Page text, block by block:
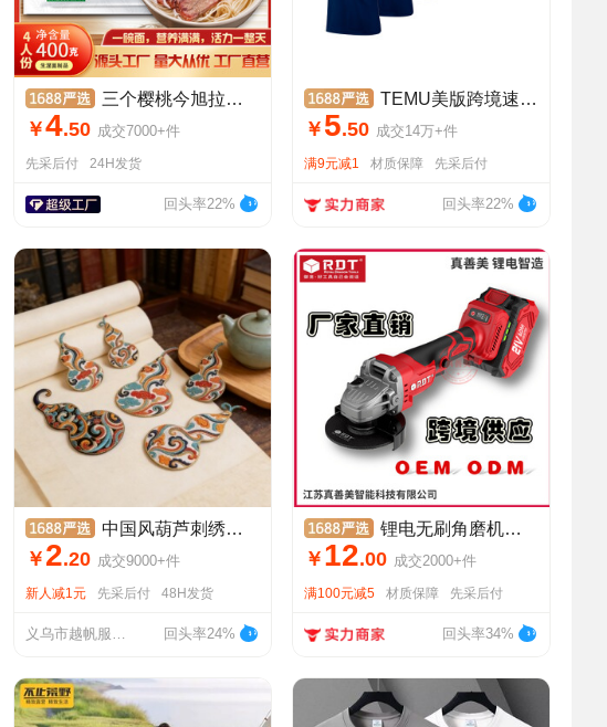
三个樱桃今旭拉面半干面拉面火锅餐饮生鲜面条袋装挂面厂家批发
￥4.50 成交7000+件
先采后付 24H发货
回头率22%
TEMU美版跨境速干t恤tiktok圆领短袖欧美热销运动大码T恤现货
￥ 5.50 成交14万+件
满9元减1 材质保障 先采后付
回头率22%
中国风葫芦刺绣布贴复古风新款装修绣花贴布扇面版画装饰云纹绣片
￥ 2.20 成交9000+件
新人减1元 先采后付 48H发货
义乌市越帆服装辅料厂 回头率24%
锂电无刷角磨机切割机打磨抛光机磨光除锈机工具厂家电动角磨机
￥ 12.00 成交2000+件
满100元减5 材质保障 先采后付
回头率34%